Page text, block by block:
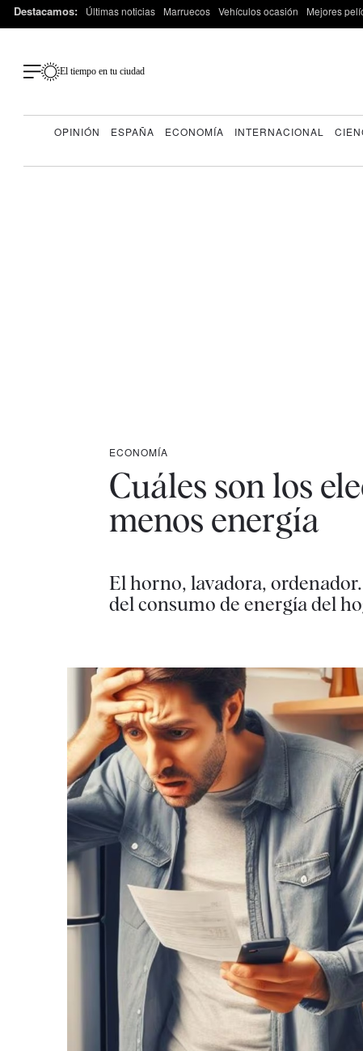
Destacamos: Últimas noticias Marruecos Vehículos ocasión Mejores
El tiempo en tu ciudad
OPINIÓN ESPAÑA ECONOMÍA INTERNACIONAL
ECONOMÍA
Cuáles son los
menos energía
El horno, lavadora,
del consumo de energía del